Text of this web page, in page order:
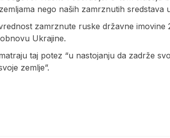
nego naših zamrznutih sredstava
zamrznute ruske državne imovine
Ukrajine.
taj potez “u nastojanju da zadrže
zemlje”.